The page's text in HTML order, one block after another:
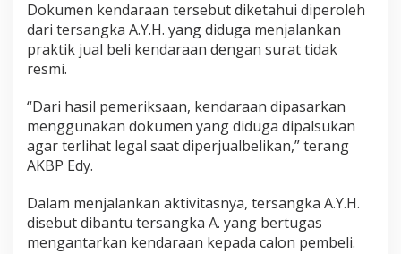
Dokumen kendaraan tersebut diketahui diperoleh
dari tersangka A.Y.H. yang diduga menjalankan
praktik jual beli kendaraan dengan surat tidak
resmi.
“Dari hasil pemeriksaan, kendaraan dipasarkan
menggunakan dokumen yang diduga dipalsukan
agar terlihat legal saat diperjualbelikan,” terang
AKBP Edy.
Dalam menjalankan aktivitasnya, tersangka A.Y.H.
disebut dibantu tersangka A. yang bertugas
mengantarkan kendaraan kepada calon pembeli.